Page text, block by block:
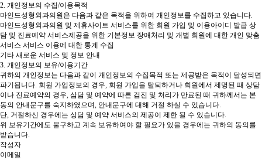
2. 개인정보의 수집/이용목적
마인드성형외과의원은 다음과 같은 목적을 위하여 개인정보를 수집하고 있습니다.
마인드성형외과의원 및 제휴사이트 서비스를 위한 회원 가입 및 이용아이디 발급 상
담 및 진료예약 서비스제공을 위한 기본정보 장애처리 및 개별 회원에 대한 개인 맞춤
서비스 서비스 이용에 대한 통계 수집
기타 새로운 서비스 및 정보 안내
3. 개인정보의 보유/이용기간
귀하의 개인정보는 다음과 같이 개인정보의 수집목적 또는 제공받은 목적이 달성되면
파기됩니다. 회원 가입정보의 경우, 회원 가입을 탈퇴하거나 회원에서 제명된 때 상담
이나 진료예약의 경우, 삼담 및 예약에 따른 검진 및 처리가 만료된 때 귀하께서는 본
동의 안내문구를 숙지하였으며, 안내문구에 대해 거절 하실 수 있습니다.
단, 거절하신 경우에는 상담 및 예약 서비스의 제공이 제한 될 수 있습니다.
위 보유기간에도 불구하고 계속 보유하여야 할 필요가 있을 경우에는 귀하의 동의를
받습니다.
작성자
이메일